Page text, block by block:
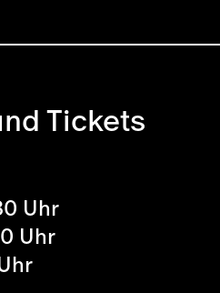
Tickets
Uhr
Uhr